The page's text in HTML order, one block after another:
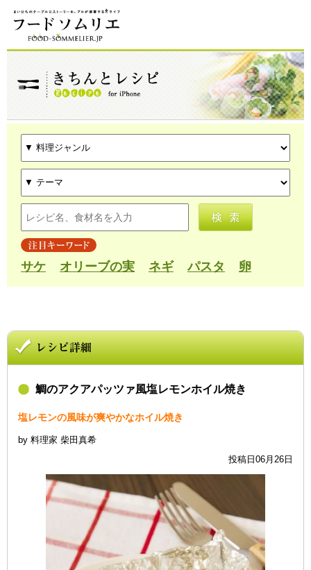
サケ オリーブの実 ネギ パスタ 卵
鯛のアクアパッツァ風塩レモンホイル焼き
塩レモンの風味が爽やかなホイル焼き
by 料理家 柴田真希
投稿日06月26日